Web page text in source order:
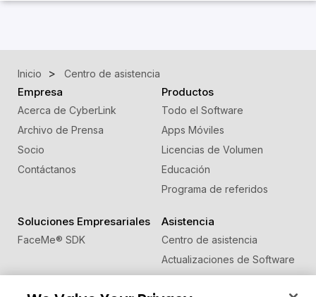
Inicio Centro de asistencia
Empresa
Acerca de CyberLink
Archivo de Prensa
Socio
Contáctanos
Productos
Todo el Software
Apps Móviles
Licencias de Volumen
Educación
Programa de referidos
Soluciones Empresariales
FaceMe® SDK
Asistencia
Centro de asistencia
Actualizaciones de Software
Centro de Aprendizaje